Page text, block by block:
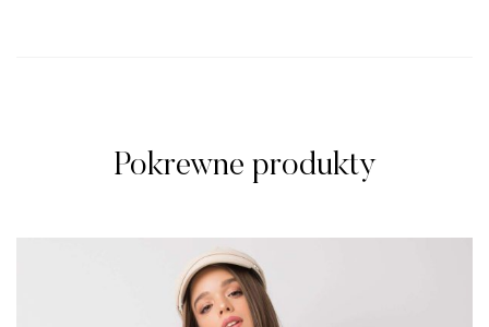
Pokrewne produkty